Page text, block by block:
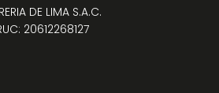
DE LIMA S.A.C.
20612268127